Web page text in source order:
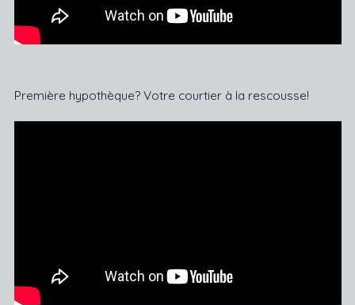
Première hypothèque? Votre courtier à la rescousse!